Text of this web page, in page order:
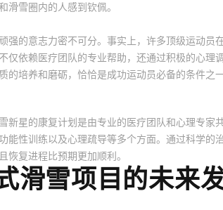
滑雪圈内的人感到钦佩。
强的意志力密不可分。事实上，许多顶级运动员
仅依赖医疗团队的专业帮助，还通过积极的心理
的培养和磨砺，恰恰是成功运动员必备的条件之一
新星的康复计划是由专业的医疗团队和心理专家
能性训练以及心理疏导等多个方面。通过科学的
恢复进程比预期更加顺利。
滑雪项目的未来